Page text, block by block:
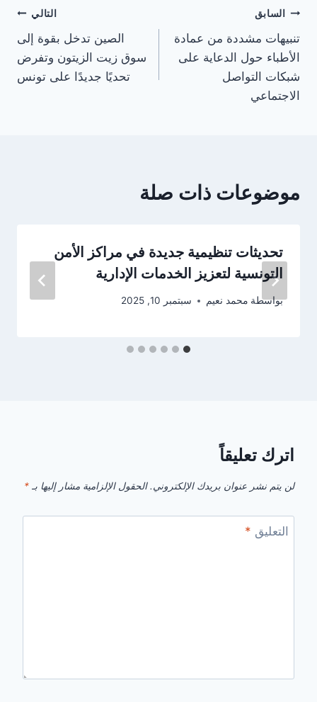
تصفّح
المقالات
السابق
تنبيهات مشددة من عمادة
الأطباء حول الدعاية على
شبكات التواصل
الاجتماعي
التالي
الصين تدخل بقوة إلى
سوق زيت الزيتون وتفرض
تحديًا جديدًا على تونس
موضوعات ذات صلة
تحديثات تنظيمية جديدة في مراكز الأمن
التونسية لتعزيز الخدمات الإدارية
بواسطة محمد نعيم سبتمبر 10, 2025
اترك تعليقاً
لن يتم نشر عنوان بريدك الإلكتروني. الحقول الإلزامية مشار إليها بـ *
التعليق *